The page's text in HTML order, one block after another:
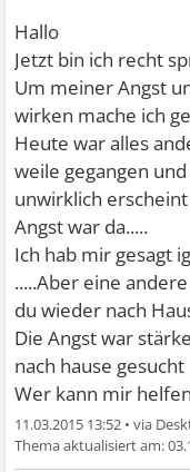
Hallo
Jetzt bin ich recht
Um meiner Angst
wirken mache ich
Heute war alles
weile gegangen
unwirklich
Angst war da.....
Ich hab mir gesagt
.....Aber eine
du wieder nach
Die Angst war
nach hause gesucht
Wer kann mir
11.03.2015 13:52 •